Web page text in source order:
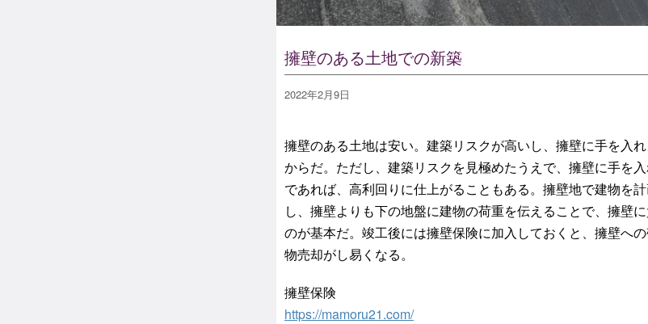
擁壁のある土地での新築
2022年2月9日
擁壁のある土地は安い。建築リスクが高いし、擁壁に手を入
からだ。ただし、建築リスクを見極めたうえで、擁壁に手を
であれば、高利回りに仕上がることもある。擁壁地で建物を
し、擁壁よりも下の地盤に建物の荷重を伝えることで、擁壁
のが基本だ。竣工後には擁壁保険に加入しておくと、擁壁へ
物売却がし易くなる。
擁壁保険
https://mamoru21.com/